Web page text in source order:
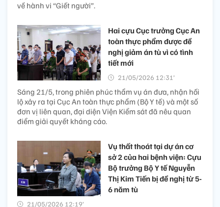
về hành vi “Giết người”.
Hai cựu Cục trưởng Cục An
toàn thực phẩm được đề
nghị giảm án tù vì có tình
tiết mới
21/05/2026 12:31’
Sáng 21/5, trong phiên phúc thẩm vụ án đưa, nhận hối
lộ xảy ra tại Cục An toàn thực phẩm (Bộ Y tế) và một số
đơn vị liên quan, đại diện Viện Kiểm sát đã nêu quan
điểm giải quyết kháng cáo.
Vụ thất thoát tại dự án cơ
sở 2 của hai bệnh viện: Cựu
Bộ trưởng Bộ Y tế Nguyễn
Thị Kim Tiến bị đề nghị từ 5-
6 năm tù
21/05/2026 12:19’